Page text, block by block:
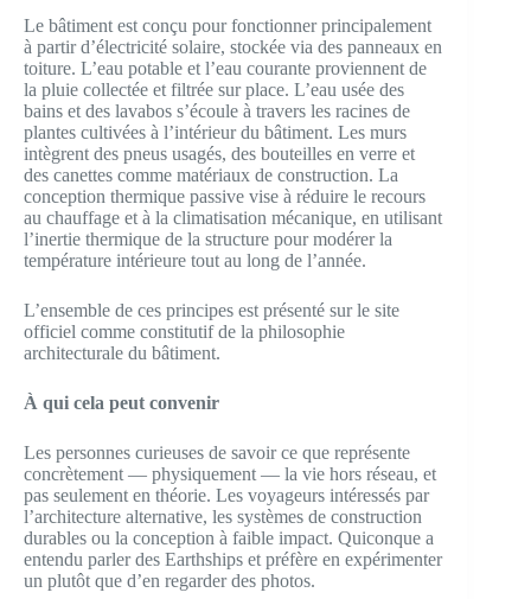
Le bâtiment est conçu pour fonctionner principalement
à partir d’électricité solaire, stockée via des panneaux en
toiture. L’eau potable et l’eau courante proviennent de
la pluie collectée et filtrée sur place. L’eau usée des
bains et des lavabos s’écoule à travers les racines de
plantes cultivées à l’intérieur du bâtiment. Les murs
intègrent des pneus usagés, des bouteilles en verre et
des canettes comme matériaux de construction. La
conception thermique passive vise à réduire le recours
au chauffage et à la climatisation mécanique, en utilisant
l’inertie thermique de la structure pour modérer la
température intérieure tout au long de l’année.
L’ensemble de ces principes est présenté sur le site
officiel comme constitutif de la philosophie
architecturale du bâtiment.
À qui cela peut convenir
Les personnes curieuses de savoir ce que représente
concrètement — physiquement — la vie hors réseau, et
pas seulement en théorie. Les voyageurs intéressés par
l’architecture alternative, les systèmes de construction
durables ou la conception à faible impact. Quiconque a
entendu parler des Earthships et préfère en expérimenter
un plutôt que d’en regarder des photos.